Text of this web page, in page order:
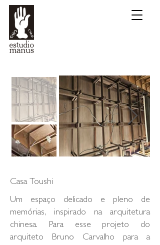
Casa Toushi
Um espaço delicado e pleno de
memórias, inspirado na arquitetura
chinesa. Para esse projeto do
arquiteto Bruno Carvalho para a